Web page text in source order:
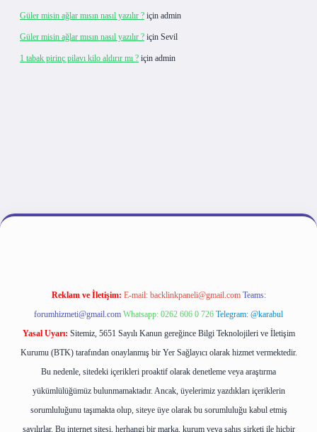
Güler misin ağlar mısın nasıl yazılır ? için admin
Güler misin ağlar mısın nasıl yazılır ? için Sevil
1 tabak pirinç pilavı kilo aldırır mı ? için admin
giriş
Reklam ve İletişim: E-mail: backlinkpaneli@gmail.com Teams:
forumhizmeti@gmail.com Whatsapp: 0262 606 0 726 Telegram: @karabul
Yasal Uyarı: Sitemiz, 5651 Sayılı Kanun gereğince Bilgi Teknolojileri ve İletişim
Kurumu (BTK) tarafından onaylanmış bir Yer Sağlayıcı olarak hizmet vermektedir.
Bu nedenle, sitedeki içerikleri proaktif olarak denetleme veya araştırma
yükümlülüğümüz bulunmamaktadır. Ancak, üyelerimiz yazdıkları içeriklerin
sorumluluğunu taşımakta olup, siteye üye olarak bu sorumluluğu kabul etmiş
sayılırlar. Bu internet sitesi, herhangi bir marka, kurum veya şahıs şirketi ile hiçbir